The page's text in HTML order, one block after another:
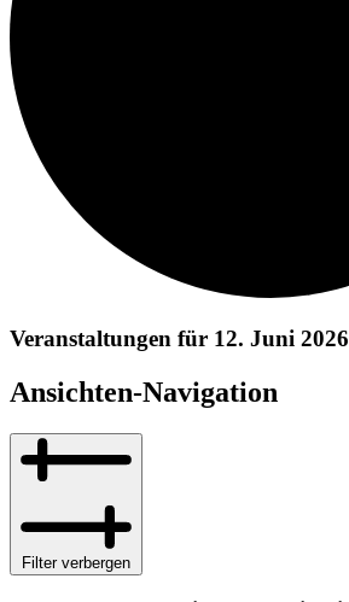
Veranstaltungen für 12. Juni 2026
Ansichten-Navigation
Filter verbergen